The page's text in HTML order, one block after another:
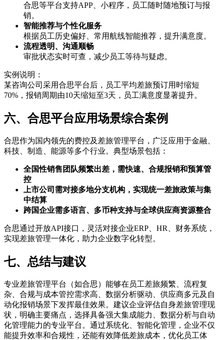
合思等平台支持APP、小程序，员工随时随地预订与报
销。
智能推荐与个性化服务
根据员工历史偏好、常用航线智能推荐，提升满意度。
流程透明、沟通顺畅
审批状态实时可查，减少员工等待与疑虑。
实例说明：
某咨询公司采用合思平台后，员工平均差旅预订用时缩短
70%，报销周期由10天缩短至3天，员工满意度显著提升。
六、合思平台应用场景综合案例
合思作为国内领先的费控及差旅管理平台，广泛应用于金融、
科技、制造、能源等多个行业。典型场景包括：
全国性销售团队频繁出差，需快速、合规报销和预算管
控
上市公司需对接多地分支机构，实现统一差旅政策与集
中结算
跨国企业需多语言、多币种支持与全球供应商资源整合
合思通过开放API接口，灵活对接企业ERP、HR、财务系统，
实现差旅管理一体化，助力企业数字化转型。
七、总结与建议
专业差旅管理平台（如合思）能够在员工差旅频繁、流程复
杂、合规与成本管控需求高、数据分析驱动、供应商多元及自
动化报销场景下发挥最佳效果。建议企业评估自身差旅管理现
状，明确主要痛点，选择具备强大集成能力、数据分析与自动
化管理能力的专业平台。通过系统化、智能化管理，企业不仅
能提升效率和合规性，还能有效降低差旅成本，优化员工体